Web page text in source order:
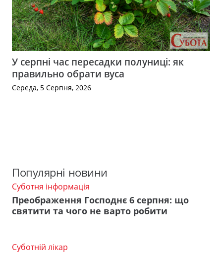
У серпні час пересадки полуниці: як
правильно обрати вуса
Середа, 5 Серпня, 2026
Популярні новини
Суботня інформація
Преображення Господнє 6 серпня: що
святити та чого не варто робити
Суботній лікар